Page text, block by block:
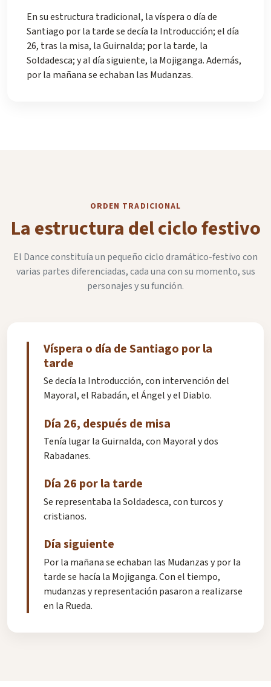
En su estructura tradicional, la víspera o día de
Santiago por la tarde se decía la Introducción; el día
26, tras la misa, la Guirnalda; por la tarde, la
Soldadesca; y al día siguiente, la Mojiganga. Además,
por la mañana se echaban las Mudanzas.
ORDEN TRADICIONAL
La estructura del ciclo festivo
El Dance constituía un pequeño ciclo dramático-festivo con
varias partes diferenciadas, cada una con su momento, sus
personajes y su función.
Víspera o día de Santiago por la
tarde
Se decía la Introducción, con intervención del
Mayoral, el Rabadán, el Ángel y el Diablo.
Día 26, después de misa
Tenía lugar la Guirnalda, con Mayoral y dos
Rabadanes.
Día 26 por la tarde
Se representaba la Soldadesca, con turcos y
cristianos.
Día siguiente
Por la mañana se echaban las Mudanzas y por la
tarde se hacía la Mojiganga. Con el tiempo,
mudanzas y representación pasaron a realizarse
en la Rueda.